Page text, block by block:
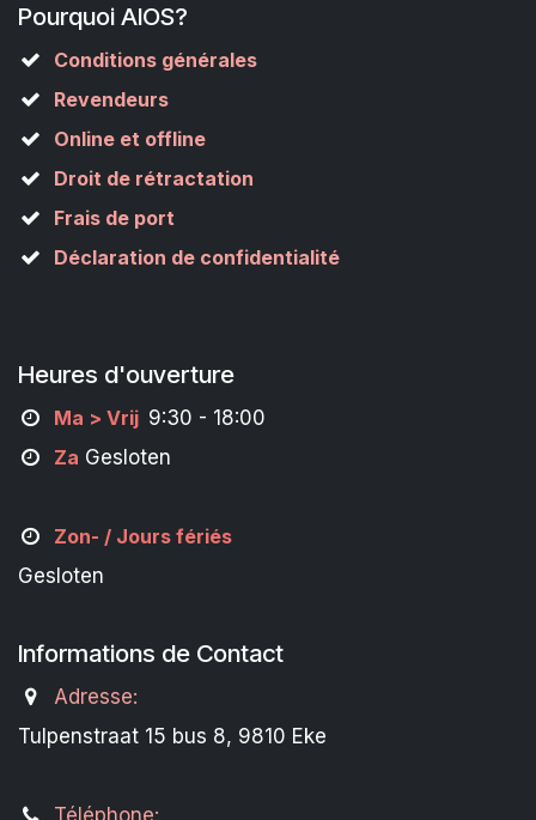
Pourquoi AIOS?
Conditions générales
Revendeurs
Online et offline
Droit de rétractation
Frais de port
Déclaration de confidentialité
Heures d'ouverture
Ma > Vrij 9:30 - 18:00
Za Gesloten
Zon- / Jours fériés
Gesloten
Informations de Contact
Adresse:
Tulpenstraat 15 bus 8, 9810 Eke
Téléphone: